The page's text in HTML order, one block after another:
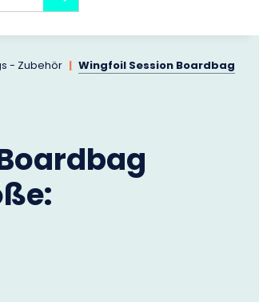
- Zubehör Wingfoil Session Boardbag